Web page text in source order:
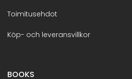
Toimitusehdot
Köp- och leveransvillkor
BOOKS